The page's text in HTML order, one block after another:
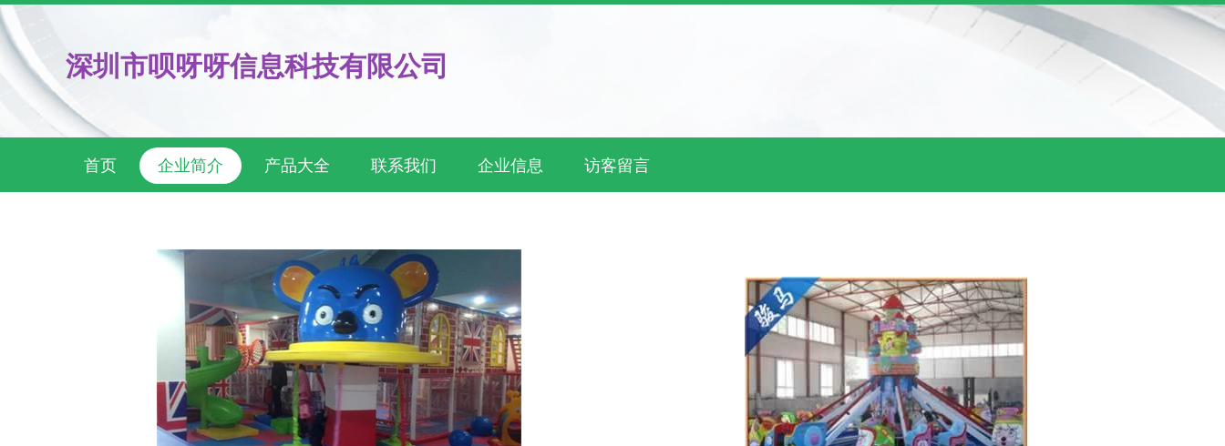
深圳市呗呀呀信息科技有限公司
首页 企业简介 产品大全 联系我们 企业信息 访客留言